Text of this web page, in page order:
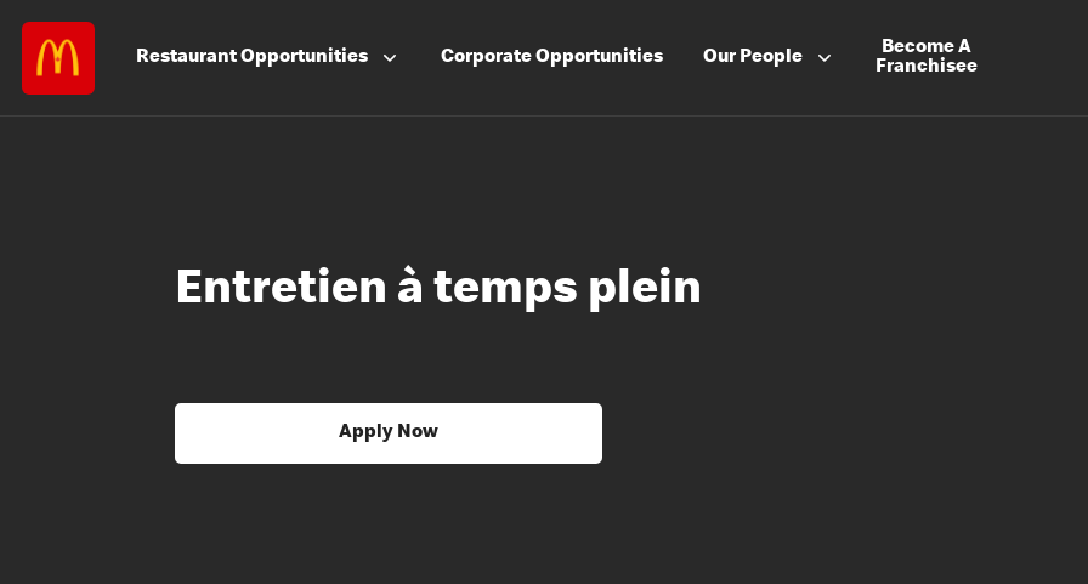
RestaurantOpportunities CorporateOpportunities Our People
Become A
Franchisee
Entretien à temps plein
Apply Now